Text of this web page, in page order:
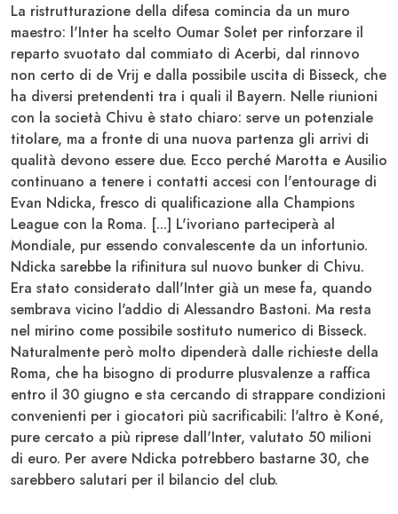
La ristrutturazione della difesa comincia da un muro
maestro: l'Inter ha scelto Oumar Solet per rinforzare il
reparto svuotato dal commiato di Acerbi, dal rinnovo
non certo di de Vrij e dalla possibile uscita di Bisseck, che
ha diversi pretendenti tra i quali il Bayern. Nelle riunioni
con la società Chivu è stato chiaro: serve un potenziale
titolare, ma a fronte di una nuova partenza gli arrivi di
qualità devono essere due. Ecco perché Marotta e Ausilio
continuano a tenere i contatti accesi con l'entourage di
Evan Ndicka, fresco di qualificazione alla Champions
League con la Roma. [...] L'ivoriano parteciperà al
Mondiale, pur essendo convalescente da un infortunio.
Ndicka sarebbe la rifinitura sul nuovo bunker di Chivu.
Era stato considerato dall'Inter già un mese fa, quando
sembrava vicino l'addio di Alessandro Bastoni. Ma resta
nel mirino come possibile sostituto numerico di Bisseck.
Naturalmente però molto dipenderà dalle richieste della
Roma, che ha bisogno di produrre plusvalenze a raffica
entro il 30 giugno e sta cercando di strappare condizioni
convenienti per i giocatori più sacrificabili: l'altro è Koné,
pure cercato a più riprese dall'Inter, valutato 50 milioni
di euro. Per avere Ndicka potrebbero bastarne 30, che
sarebbero salutari per il bilancio del club.